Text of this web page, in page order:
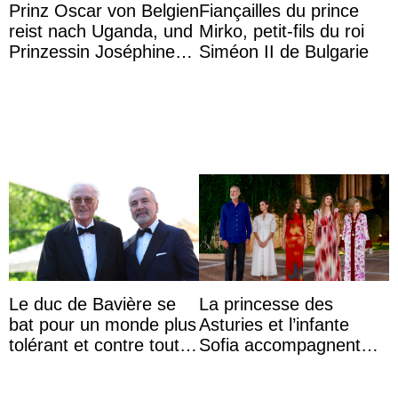
Prinz Oscar von Belgien
reist nach Uganda, und
Prinzessin Joséphine
Fiançailles du prince
Mirko, petit-fils du roi
Siméon II de Bulgarie
Le duc de Bavière se
bat pour un monde plus
tolérant et contre toute
La princesse des
Asturies et l’infante
Sofia accompagnent